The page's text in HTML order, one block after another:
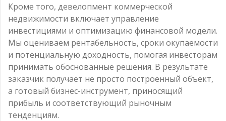
Кроме того, девелопмент коммерческой
недвижимости включает управление
инвестициями и оптимизацию финансовой модели.
Мы оцениваем рентабельность, сроки окупаемости
и потенциальную доходность, помогая инвесторам
принимать обоснованные решения. В результате
заказчик получает не просто построенный объект,
а готовый бизнес-инструмент, приносящий
прибыль и соответствующий рыночным
тенденциям.